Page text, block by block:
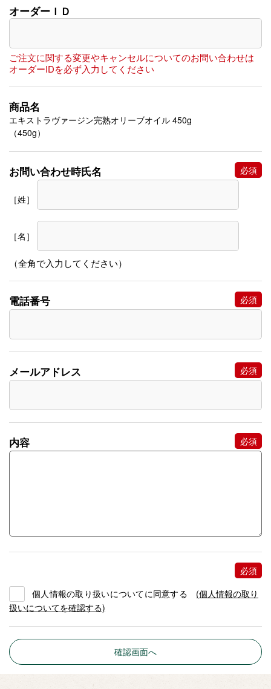
オーダーＩＤ
ご注文に関する変更やキャンセルについてのお問い合わせは
オーダーIDを必ず入力してください
商品名
エキストラヴァージン完熟オリーブオイル 450g
（450g）
お問い合わせ時氏名
［姓］
［名］
（全角で入力してください）
電話番号
メールアドレス
内容
個人情報の取り扱いについてに同意する
(個人情報の取り
扱いについてを確認する)